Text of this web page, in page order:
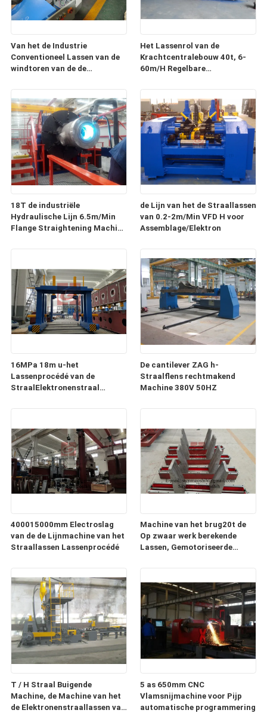
Van het de Industrie
Conventioneel Lassen van de
windtoren van de de
Lasseninstelmechanisme
Het Lassenrol van de
Krachtcentralebouw 40t, 6-
60m/H Regelbare
18T de industriële
Hydraulische Lijn 6.5m/Min
Flange Straightening Machine
de Lijn van het de Straallassen
van 0.2-2m/Min VFD H voor
Assemblage/Elektron
16MPa 18m u-het
Lassenprocédé van de
StraalElektronenstraal
De cantilever ZAG h-
Straalflens rechtmakend
Machine 380V 50HZ
400015000mm Electroslag
van de de Lijnmachine van het
Straallassen Lassenprocédé
Machine van het brug20t de
Op zwaar werk berekende
Lassen, Gemotoriseerde
T / H Straal Buigende
Machine, de Machine van het
de Elektronenstraallassen van
5 as 650mm CNC
Vlamsnijmachine voor Pijp
automatische programmering